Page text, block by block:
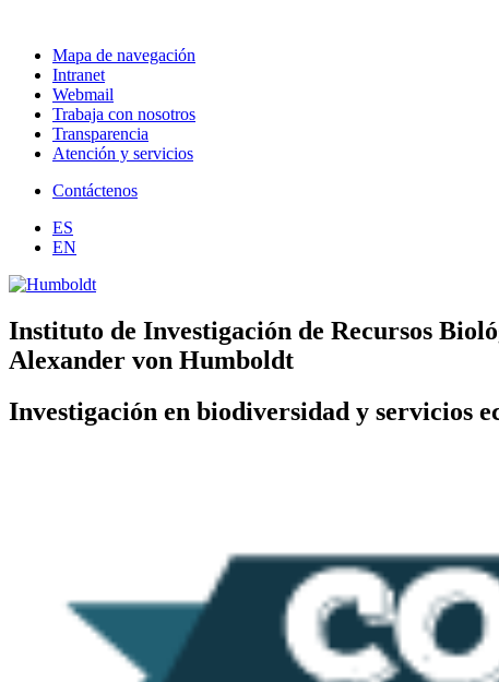
Mapa de navegación
Intranet
Webmail
Trabaja con nosotros
Transparencia
Atención y servicios
Contáctenos
ES
EN
Instituto de Investigación de Recursos
Alexander von Humboldt
Investigación en biodiversidad y servicios